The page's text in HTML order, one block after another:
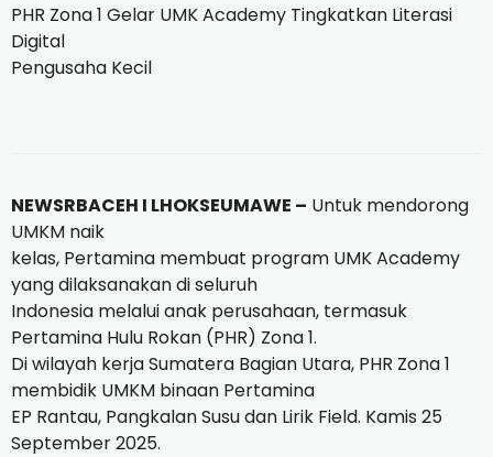
PHR Zona 1 Gelar UMK Academy Tingkatkan Literasi
Digital
Pengusaha Kecil
NEWSRBACEH I LHOKSEUMAWE – Untuk mendorong
UMKM naik
kelas, Pertamina membuat program UMK Academy
yang dilaksanakan di seluruh
Indonesia melalui anak perusahaan, termasuk
Pertamina Hulu Rokan (PHR) Zona 1.
Di wilayah kerja Sumatera Bagian Utara, PHR Zona 1
membidik UMKM binaan Pertamina
EP Rantau, Pangkalan Susu dan Lirik Field. Kamis 25
September 2025.